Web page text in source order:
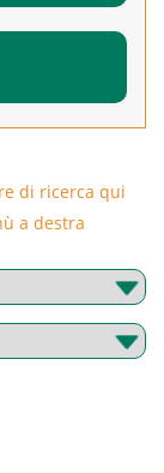
di ricerca qui
a destra